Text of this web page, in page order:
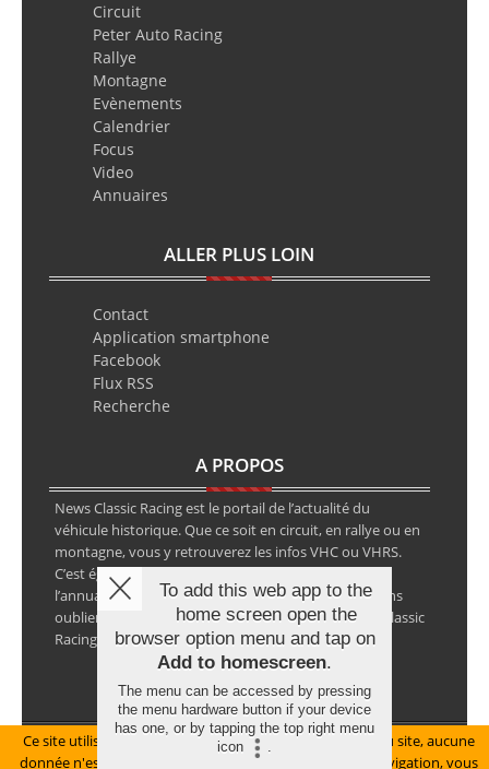
Circuit
Peter Auto Racing
Rallye
Montagne
Evènements
Calendrier
Focus
Video
Annuaires
ALLER PLUS LOIN
Contact
Application smartphone
Facebook
Flux RSS
Recherche
A PROPOS
News Classic Racing est le portail de l’actualité du
véhicule historique. Que ce soit en circuit, en rallye ou en
montagne, vous y retrouverez les infos VHC ou VHRS.
C’est également le calendrier des épreuves ainsi que
l’annuaire des spécialistes de la voiture ancienne, sans
oublier les petites annonces avec notre partenaire Classic
Racing Annonces.
Mentions légales
Ce site utilise des cookies pour le bon fonctionnement du site, aucune
donnée n'est collectée à ce titre. En poursuivant votre navigation, vous
To add this web app to the
home screen open the
browser option menu and tap on
Add to homescreen.
The menu can be accessed by pressing
the menu hardware button if your device
has one, or by tapping the top right menu
icon
.